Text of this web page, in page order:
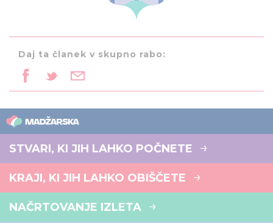
Daj ta članek v skupno rabo:
STVARI, KI JIH LAHKO POČNETE
KRAJI, KI JIH LAHKO OBIŠČETE
NAČRTOVANJE IZLETA